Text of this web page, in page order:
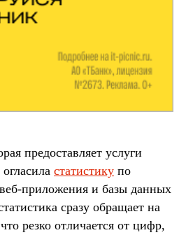
предоставляет услуги
статистику по
приложения и базы данных
сразу обращает на
резко отличается от цифр,